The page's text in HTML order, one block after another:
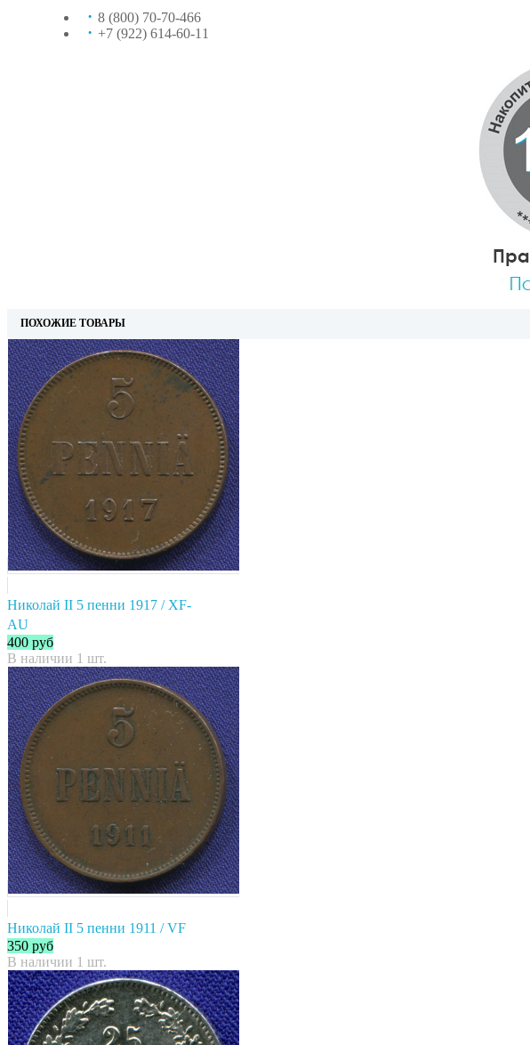
8 (800) 70-70-466
+7 (922) 614-60-11
ПОХОЖИЕ ТОВАРЫ
Николай II 5 пенни 1917 / XF-
AU
400 руб
В наличии 1 шт.
Николай II 5 пенни 1911 / VF
350 руб
В наличии 1 шт.